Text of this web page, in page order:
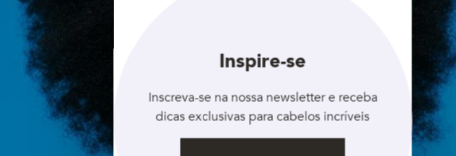
Inspire-se
Inscreva-se na nossa newsletter e receba
dicas exclusivas para cabelos incríveis